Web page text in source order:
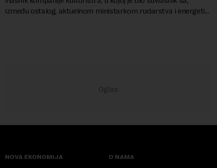
između ostalog, aktuelnom ministarkom rudarstva i energetike
NOVA EKONOMIJA O NAMA